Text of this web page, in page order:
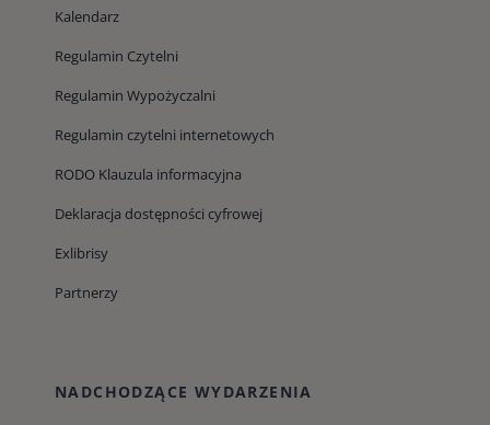
Kalendarz
Regulamin Czytelni
Regulamin Wypożyczalni
Regulamin czytelni internetowych
RODO Klauzula informacyjna
Deklaracja dostępności cyfrowej
Exlibrisy
Partnerzy
NADCHODZĄCE WYDARZENIA